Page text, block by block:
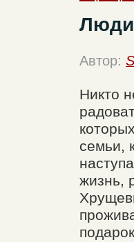
Люди
Автор:
Никто
семьи,
жизнь,